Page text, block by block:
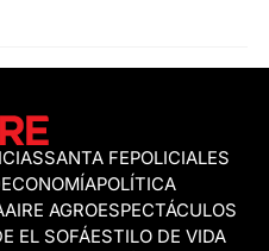
SANTA FEPOLICIALES
ECONOMÍAPOLÍTICA
AIRE AGROESPECTÁCULOS
EL SOFÁESTILO DE VIDA